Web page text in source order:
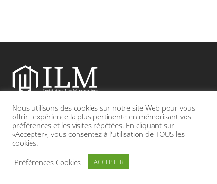
Etablissement catholique sous contrat d’association avec l’Etat
Adresse : 19, Grande rue 69420 CONDRIEU
INFOS LÉGALES POLITIQUE DE CONFIDENTIALITÉ
Nous utilisons des cookies sur notre site Web pour vous
offrir l'expérience la plus pertinente en mémorisant vos
préférences et les visites répétées. En cliquant sur
«Accepter», vous consentez à l'utilisation de TOUS les
cookies.
Préférences Cookies
ACCEPTER